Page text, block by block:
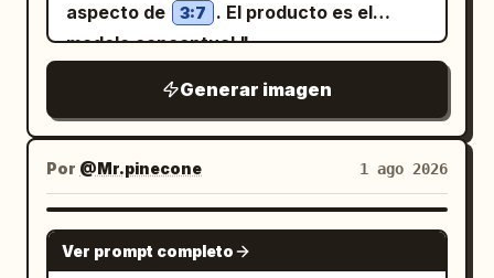
aspecto de
3:7
. El producto es el
modelo conceptual "
presenta un respaldo de malla gris
grafito oscuro, marco negro, base de
cinco radios gris plateado,
reposacabezas visible, reposabrazos,
cojín de asiento y soporte lumbar,
manteniendo la consistencia estructural
Generar imagen
Por @Mr.pinecone 1 ago 2026
GPT IMAGE 2
Ver prompt completo